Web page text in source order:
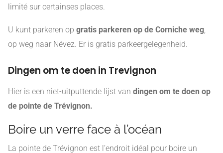
limité sur certainses places.
U kunt parkeren op gratis parkeren op de Corniche weg
op weg naar Névez. Er is gratis parkeergelegenheid.
Dingen om te doen in Trevignon
Hier is een niet-uitputtende lijst van dingen om te doen op
de pointe de Trévignon.
Boire un verre face à l’océan
La pointe de Trévignon est l’endroit idéal pour boire un